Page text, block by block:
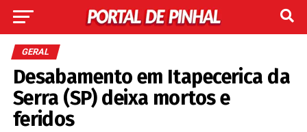
GERAL
Desabamento em Itapecerica da
Serra (SP) deixa mortos e
feridos